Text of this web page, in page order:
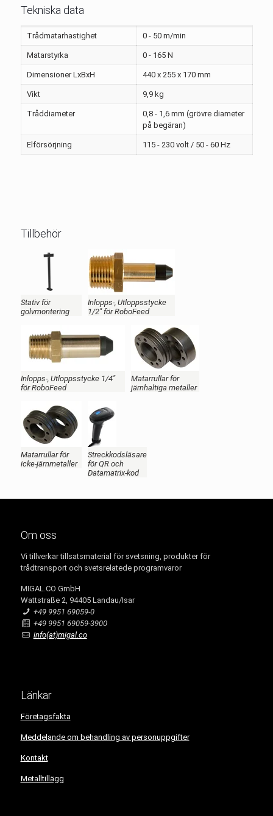
Tekniska data
Trådmatarhastighet 0 - 50 m/min
Matarstyrka 0 - 165 N
Dimensioner LxBxH 440 x 255 x 170 mm
Vikt 9,9 kg
Tråddiameter
0,8 - 1,6 mm (grövre diameter
på begäran)
Elförsörjning 115 - 230 volt / 50 - 60 Hz
Tillbehör
Stativ för
golvmontering
Inlopps-, Utloppsstycke
1/2" för RoboFeed
Inlopps-, Utloppsstycke 1/4"
för RoboFeed
Matarrullar för
järnhaltiga metaller
Matarrullar för
icke-järnmetaller
Streckkodsläsare
för QR och
Datamatrix-kod
Om oss
Vi tillverkar tillsatsmaterial för svetsning, produkter för
trådtransport och svetsrelatede programvaror
MIGAL.CO GmbH
Wattstraße 2, 94405 Landau/Isar
+49 9951 69059-0
+49 9951 69059-3900
info(at)migal.co
Länkar
Företagsfakta
Meddelande om behandling av personuppgifter
Kontakt
Metalltillägg